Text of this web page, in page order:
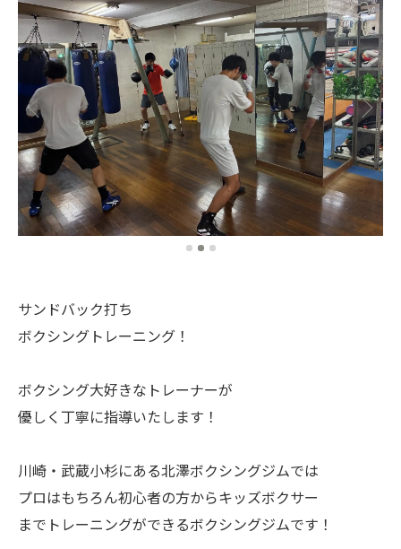
サンドバック打ち
ボクシングトレーニング！
ボクシング大好きなトレーナーが
優しく丁寧に指導いたします！
川崎・武蔵小杉にある北澤ボクシングジムでは
プロはもちろん初心者の方からキッズボクサー
までトレーニングができるボクシングジムです！